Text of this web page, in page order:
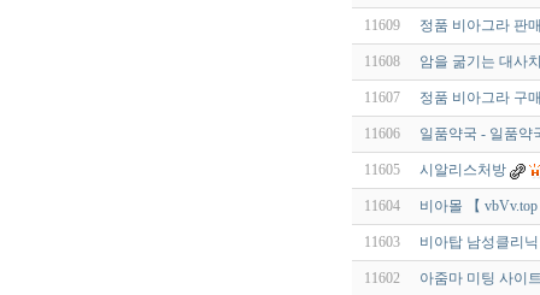
11609 정품 비아그라 판
11608 암을 굶기는 대사
11607 정품 비아그라 구
11606 일품약국 - 일품약
11605 시알리스처방
11604 비아몰 【
11603 비아탑 남성클리닉
11602 아줌마 미팅 사이